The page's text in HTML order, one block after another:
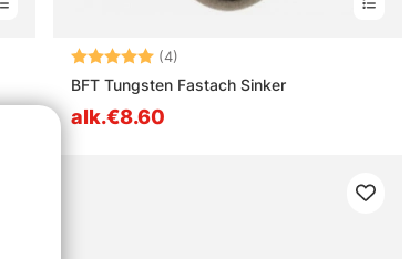
Arvio: (4)
BFT Tungsten Fastach Sinker
alk.€8.60